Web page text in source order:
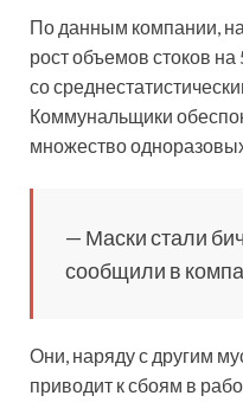
По данным компании,
рост объемов стоков
со
Коммунальщики
множество
— Маски стали
сообщили в
Они, наряду с другим
приводит к сбоям в